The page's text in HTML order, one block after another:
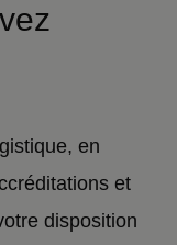
en
et
disposition